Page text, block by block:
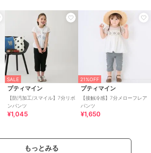
SALE
プティマイン
【防汚加工/スマイル】7分リボ
ンパンツ
¥1,045
21%OFF
プティマイン
【接触冷感】7分メローフレア
パンツ
¥1,650
もっとみる